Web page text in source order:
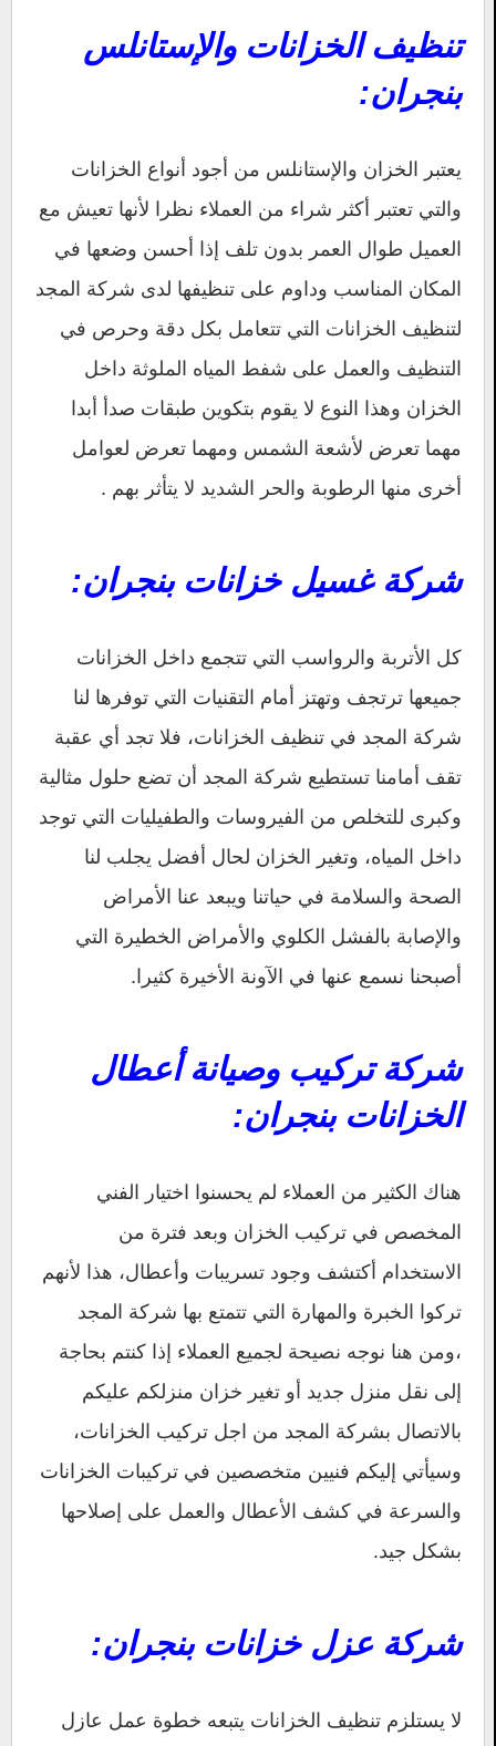
تنظيف الخزانات والإستانلس
بنجران:
يعتبر الخزان والإستانلس من أجود أنواع الخزانات
والتي تعتبر أكثر شراء من العملاء نظرا لأنها تعيش مع
العميل طوال العمر بدون تلف إذا أحسن وضعها في
المكان المناسب وداوم على تنظيفها لدى شركة المجد
لتنظيف الخزانات التي تتعامل بكل دقة وحرص في
التنظيف والعمل على شفط المياه الملوثة داخل
الخزان وهذا النوع لا يقوم بتكوين طبقات صدأ أبدا
مهما تعرض لأشعة الشمس ومهما تعرض لعوامل
أخرى منها الرطوبة والحر الشديد لا يتأثر بهم .
شركة غسيل خزانات بنجران:
كل الأتربة والرواسب التي تتجمع داخل الخزانات
جميعها ترتجف وتهتز أمام التقنيات التي توفرها لنا
شركة المجد في تنظيف الخزانات، فلا تجد أي عقبة
تقف أمامنا تستطيع شركة المجد أن تضع حلول مثالية
وكبرى للتخلص من الفيروسات والطفيليات التي توجد
داخل المياه، وتغير الخزان لحال أفضل يجلب لنا
الصحة والسلامة في حياتنا ويبعد عنا الأمراض
والإصابة بالفشل الكلوي والأمراض الخطيرة التي
أصبحنا نسمع عنها في الآونة الأخيرة كثيرا.
شركة تركيب وصيانة أعطال
الخزانات بنجران:
هناك الكثير من العملاء لم يحسنوا اختيار الفني
المخصص في تركيب الخزان وبعد فترة من
الاستخدام أكتشف وجود تسريبات وأعطال، هذا لأنهم
تركوا الخبرة والمهارة التي تتمتع بها شركة المجد
،ومن هنا نوجه نصيحة لجميع العملاء إذا كنتم بحاجة
إلى نقل منزل جديد أو تغير خزان منزلكم عليكم
بالاتصال بشركة المجد من اجل تركيب الخزانات،
وسيأتي إليكم فنيين متخصصين في تركيبات الخزانات
والسرعة في كشف الأعطال والعمل على إصلاحها
بشكل جيد.
شركة عزل خزانات بنجران:
لا يستلزم تنظيف الخزانات يتبعه خطوة عمل عازل